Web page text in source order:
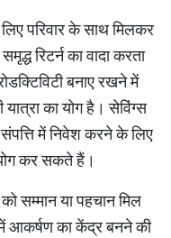
परिवार के साथ मिलकर
रिटर्न का वादा करता
बनाए रखने में
यात्रा का योग है। सेविंग्स
में निवेश करने के लिए
कर सकते हैं।
सम्मान या पहचान मिल
आकर्षण का केंद्र बनने की